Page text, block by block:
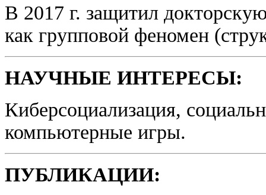
В 2017 г. защитил
как групповой феномен
НАУЧНЫЕ ИНТЕРЕСЫ:
Киберсоциализация,
компьютерные игры.
ПУБЛИКАЦИИ: